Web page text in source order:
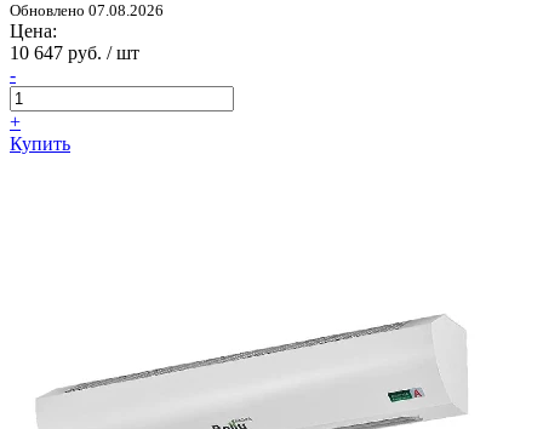
Обновлено 07.08.2026
Цена:
10 647 руб. / шт
-
+
Купить